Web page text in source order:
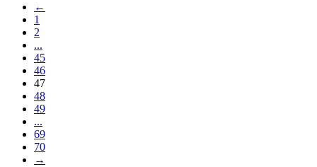
←
1
2
...
45
46
47
48
49
...
69
70
→